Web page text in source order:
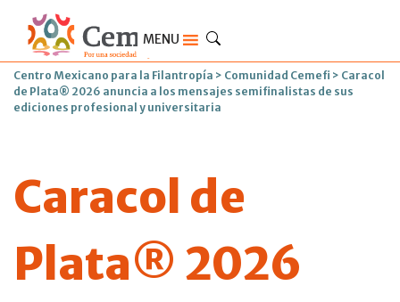
MENU
Centro Mexicano para la Filantropía > Comunidad Cemefi > Caracol
de Plata® 2026 anuncia a los mensajes semifinalistas de sus
ediciones profesional y universitaria
Caracol de
Plata® 2026